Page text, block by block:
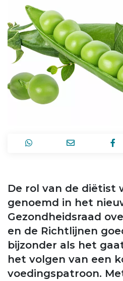
De rol van de diëtist
genoemd in het
Gezondheidsraad
en de Richtlijnen
bijzonder als het
het volgen van een
voedingspatroon.